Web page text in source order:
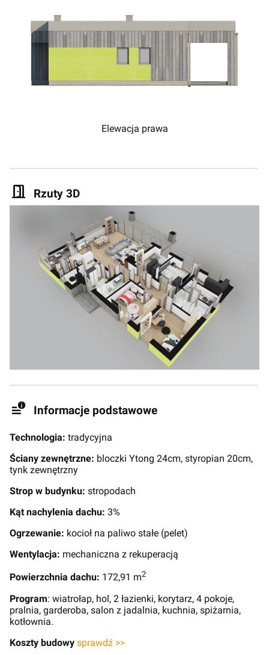
Elewacja prawa
Rzuty 3D
Informacje podstawowe
Technologia: tradycyjna
Ściany zewnętrzne: bloczki Ytong 24cm, styropian 20cm,
tynk zewnętrzny
Strop w budynku: stropodach
Kąt nachylenia dachu: 3%
Ogrzewanie: kocioł na paliwo stałe (pelet)
Wentylacja: mechaniczna z rekuperacją
Powierzchnia dachu: 172,91 m2
Program: wiatrołap, hol, 2 łazienki, korytarz, 4 pokoje,
pralnia, garderoba, salon z jadalnia, kuchnia, spiżarnia,
kotłownia.
Koszty budowy sprawdź >>